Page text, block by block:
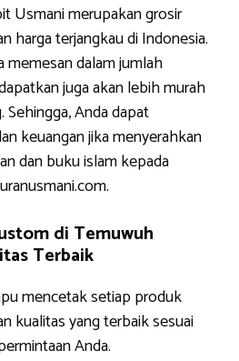
Usmani merupakan grosir
harga terjangkau di Indonesia.
memesan dalam jumlah
juga akan lebih murah
Anda dapat
keuangan jika menyerahkan
dan buku islam kepada
di Temuwuh
Terbaik
mencetak setiap produk
kualitas yang terbaik sesuai
Anda.